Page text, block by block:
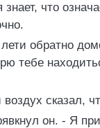
что
обратно
тебе
воздух сказал,
он. - Я